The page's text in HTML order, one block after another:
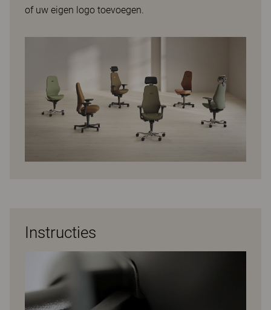
of uw eigen logo toevoegen.
Instructies